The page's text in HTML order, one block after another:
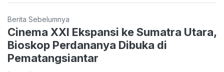
Berita Sebelumnya
Cinema XXI Ekspansi ke Sumatra Utara,
Bioskop Perdananya Dibuka di
Pematangsiantar